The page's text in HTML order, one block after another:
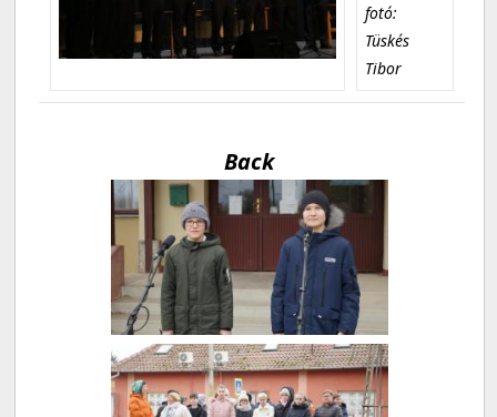
fotó:
Tüskés
Tibor
Back